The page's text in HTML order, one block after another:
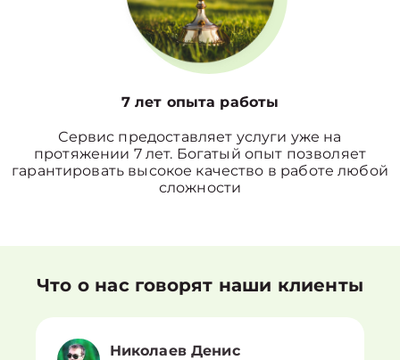
7 лет опыта работы
Сервис предоставляет услуги уже на
протяжении 7 лет. Богатый опыт позволяет
гарантировать высокое качество в работе любой
сложности
Что о нас говорят наши клиенты
Николаев Денис